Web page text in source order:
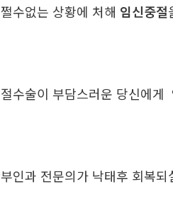
수없는 상황에 처해 임신중절
수술이 부담스러운 당신에게
인과 전문의가 낙태후 회복